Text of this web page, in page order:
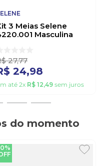
3 Meias Selene
Masculina
27,77
24,98
até 2x R$ 12,49 sem juros
do momento